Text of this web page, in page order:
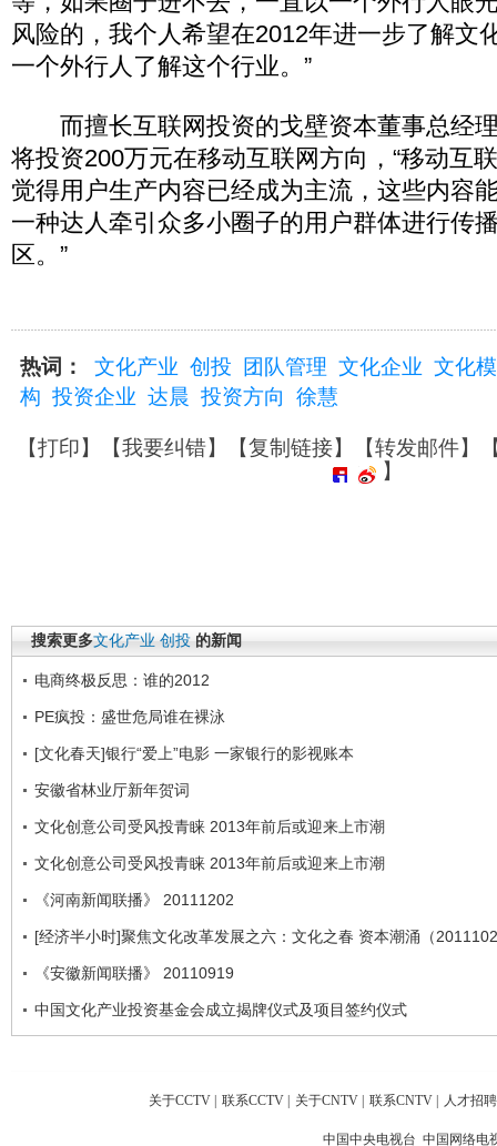
风险的，我个人希望在2012年进一步了解文
一个外行人了解这个行业。”
而擅长互联网投资的戈壁资本董事总经
将投资200万元在移动互联网方向，“移动互
觉得用户生产内容已经成为主流，这些内容
一种达人牵引众多小圈子的用户群体进行传
区。”
热词： 文化产业 创投 团队管理 文化企业 文化
构 投资企业 达晨 投资方向 徐慧
【打印】【我要纠错】【复制链接】【转发邮件】
】
搜索更多文化产业 创投 的新闻
电商终极反思：谁的2012
PE疯投：盛世危局谁在裸泳
[文化春天]银行“爱上”电影 一家银行的影视账本
安徽省林业厅新年贺词
文化创意公司受风投青睐 2013年前后或迎来上市潮
文化创意公司受风投青睐 2013年前后或迎来上市潮
《河南新闻联播》 20111202
[经济半小时]聚焦文化改革发展之六：文化之春 资本潮涌（
《安徽新闻联播》 20110919
中国文化产业投资基金会成立揭牌仪式及项目签约仪式
关于CCTV | 联系CCTV | 关于CNTV | 联系CNTV | 人才招聘
中国中央电视台 中国网络电